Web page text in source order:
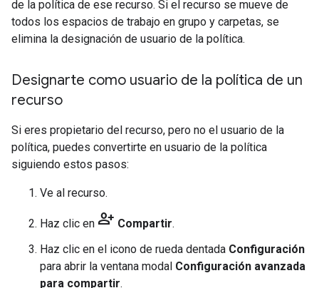
de la política de ese recurso. Si el recurso se mueve de
todos los espacios de trabajo en grupo y carpetas, se
elimina la designación de usuario de la política.
Designarte como usuario de la política de un
recurso
Si eres propietario del recurso, pero no el usuario de la
política, puedes convertirte en usuario de la política
siguiendo estos pasos:
Ve al recurso.
Haz clic en person_add Compartir.
Haz clic en el icono de rueda dentada Configuración
para abrir la ventana modal Configuración avanzada
para compartir.